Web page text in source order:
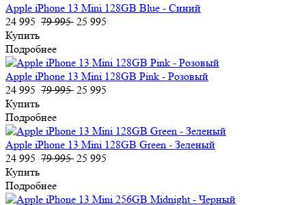
Apple iPhone 13 Mini 128GB Blue - Синий
24 995 79 995 25 995
Купить
Подробнее
Apple iPhone 13 Mini 128GB Pink - Розовый
24 995 79 995 25 995
Купить
Подробнее
Apple iPhone 13 Mini 128GB Green - Зеленый
24 995 79 995 25 995
Купить
Подробнее